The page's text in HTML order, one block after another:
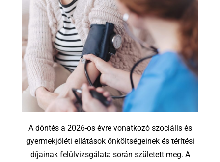
A döntés a 2026-os évre vonatkozó szociális és
gyermekjóléti ellátások önköltségeinek és térítési
díjainak felülvizsgálata során született meg. A